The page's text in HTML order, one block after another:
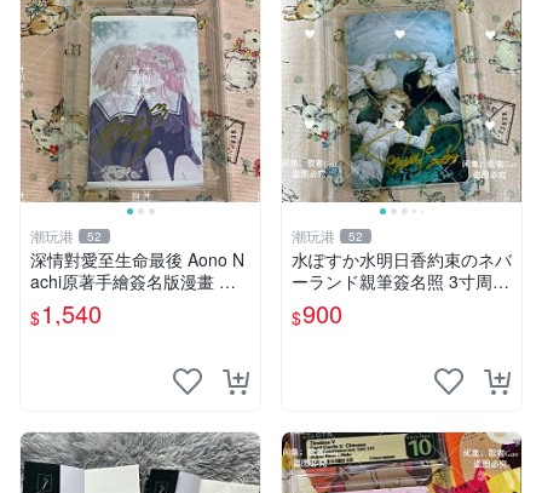
潮玩港 52
深情對愛至生命最後 Aono N
achi原著手繪簽名版漫畫 親
筆簽名限定收藏 命終不渝之
戀情 漫畫珍藏品
$1,540
潮玩港 52
水ぽすか水明日香約束のネバ
ーランド親筆簽名照 3寸周邊
照片 面簽正品 簽名照周邊
$900